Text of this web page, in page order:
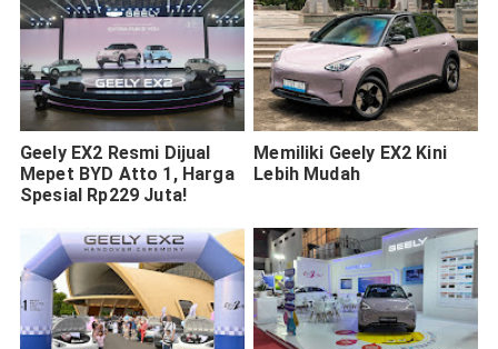
Geely EX2 Resmi Dijual
Mepet BYD Atto 1, Harga
Spesial Rp229 Juta!
Memiliki Geely EX2 Kini
Lebih Mudah